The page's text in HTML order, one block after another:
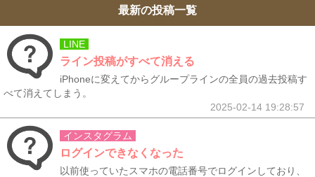
最新の投稿一覧
LINE
ライン投稿がすべて消える
iPhoneに変えてからグループラインの全員の過去投稿す
べて消えてしまう。
2025-02-14 19:28:57
インスタグラム
ログインできなくなった
以前使っていたスマホの電話番号でログインしており、